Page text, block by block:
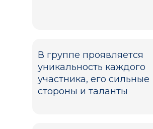
В группе проявляется
уникальность каждого
участника, его сильные
стороны и таланты